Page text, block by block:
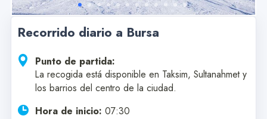
Recorrido diario a Bursa
Punto de partida:
La recogida está disponible en Taksim, Sultanahmet y
los barrios del centro de la ciudad.
Hora de inicio: 07:30